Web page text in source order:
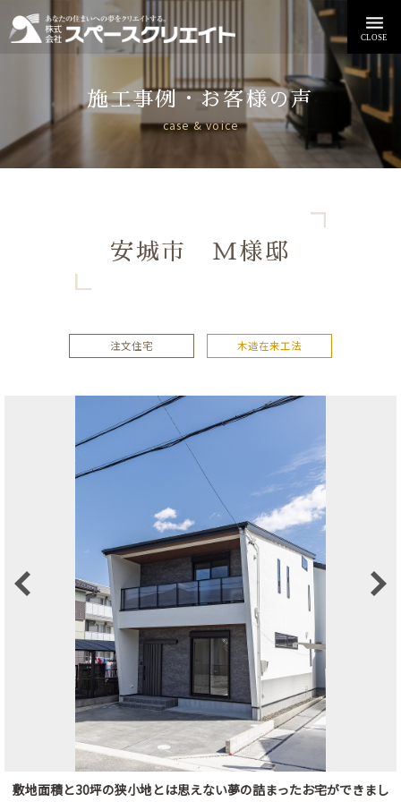
施工事例・お客様の声
case & voice
安城市 M様邸
注文住宅 木造在来工法
Previous
敷地面積と30坪の狭小地とは思えない夢の詰まったお宅ができまし
Next